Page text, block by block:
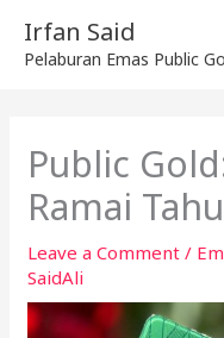
content
Irfan Said
Pelaburan Emas Public
Public
Ramai Tahu
Leave a Comment /
SaidAli